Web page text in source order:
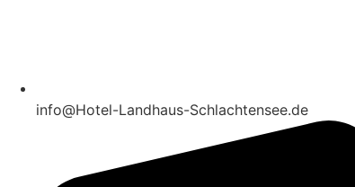
info@Hotel-Landhaus-Schlachtensee.de